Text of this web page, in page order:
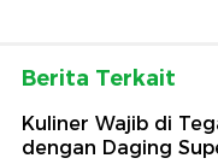
Berita Terkait
Kuliner Wajib di
dengan Daging